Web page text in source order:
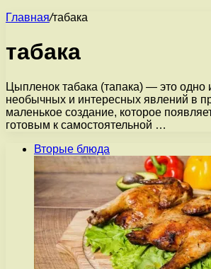
Главная/табака
табака
Цыпленок табака (тапака) — это одно
необычных и интересных явлений в
маленькое создание, которое
готовым к самостоятельной …
Вторые блюда